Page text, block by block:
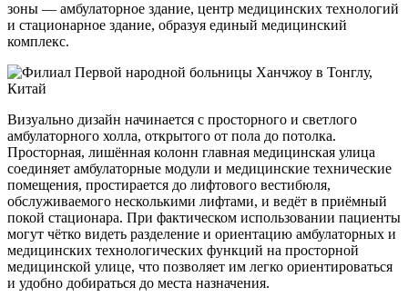
зоны — амбулаторное здание, центр медицинских технологий
и стационарное здание, образуя единый медицинский
комплекс.
Визуально дизайн начинается с просторного и светлого
амбулаторного холла, открытого от пола до потолка.
Просторная, лишённая колонн главная медицинская улица
соединяет амбулаторные модули и медицинские технические
помещения, простирается до лифтового вестибюля,
обслуживаемого несколькими лифтами, и ведёт в приёмный
покой стационара. При фактическом использовании пациенты
могут чётко видеть разделение и ориентацию амбулаторных и
медицинских технологических функций на просторной
медицинской улице, что позволяет им легко ориентироваться
и удобно добираться до места назначения.